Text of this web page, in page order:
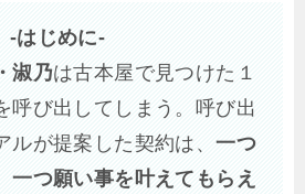
-はじめに-
淑乃は古本屋で見つけた１
呼び出してしまう。呼び出
ルが提案した契約は、一つ
一つ願い事を叶えてもらえ